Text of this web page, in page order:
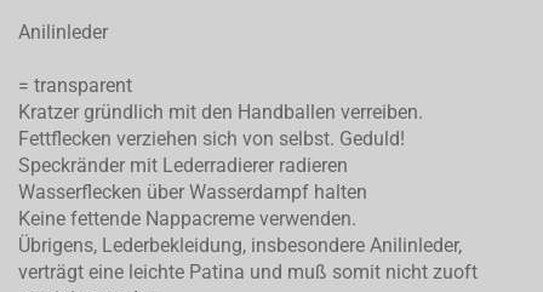
Anilinleder
= transparent
Kratzer gründlich mit den Handballen verreiben.
Fettflecken verziehen sich von selbst. Geduld!
Speckränder mit Lederradierer radieren
Wasserflecken über Wasserdampf halten
Keine fettende Nappacreme verwenden.
Übrigens, Lederbekleidung, insbesondere Anilinleder,
verträgt eine leichte Patina und muß somit nicht zuoft